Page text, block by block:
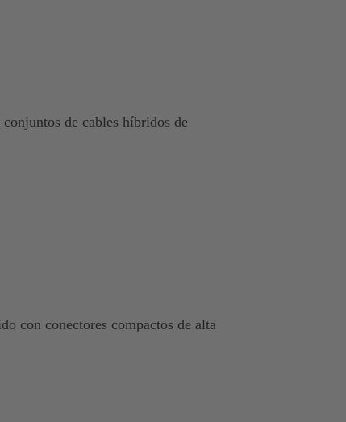
de cables híbridos de
con conectores compactos de alta